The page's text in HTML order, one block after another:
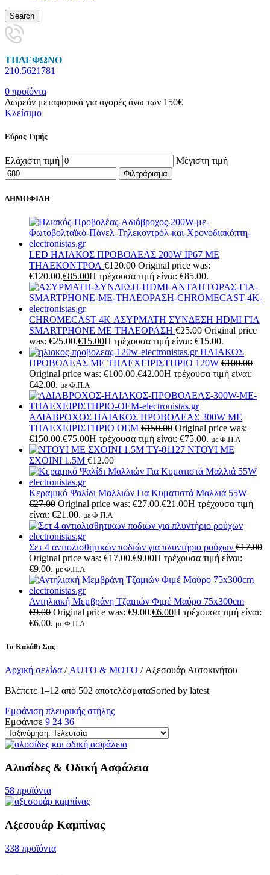
Search
ΤΗΛΕΦΩΝΟ
210.5621781
0 προϊόντα
Δωρεάν μεταφορικά για αγορές άνω των 150€
Κλείσιμο
Εύρος Τιμής
Ελάχιστη τιμή Μέγιστη τιμή
Φιλτράρισμα
ΔΗΜΟΦΙΛΗ
LED ΗΛΙΑΚΟΣ ΠΡΟΒΟΛΕΑΣ 200W IP67 ΜΕ
ΤΗΛΕΚΟΝΤΡΟΛ €120.00 Original price was:
€120.00.€85.00Η τρέχουσα τιμή είναι: €85.00.
CHROMECAST 4K ΑΣΥΡΜΑΤΗ ΣΥΝΔΕΣΗ HDMI ΓΙΑ
SMARTPHONE ΜΕ ΤΗΛΕΟΡΑΣΗ €25.00 Original price
was: €25.00.€15.00Η τρέχουσα τιμή είναι: €15.00.
ΗΛΙΑΚΟΣ
ΠΡΟΒΟΛΕΑΣ ΜΕ ΤΗΛΕΧΕΙΡΙΣΤΗΡΙΟ 120W €100.00
Original price was: €100.00.€42.00Η τρέχουσα τιμή είναι:
€42.00. με Φ.Π.Α
ΑΔΙΑΒΡΟΧΟΣ ΗΛΙΑΚΟΣ ΠΡΟΒΟΛΕΑΣ 300W ΜΕ
ΤΗΛΕΧΕΙΡΙΣΤΗΡΙΟ OEM €150.00 Original price was:
€150.00.€75.00Η τρέχουσα τιμή είναι: €75.00. με Φ.Π.Α
ΝΤΟΥΙ ΜΕ
ΣΧΟΙΝΙ 1.5M €12.00
Κεραμικό Ψαλίδι Μαλλιών Για Κυματιστά Μαλλιά 55W
€27.00 Original price was: €27.00.€21.00Η τρέχουσα τιμή
είναι: €21.00. με Φ.Π.Α
Σετ 4 αντιολισθητικών ποδιών για πλυντήριο ρούχων €17.00
Original price was: €17.00.€9.00Η τρέχουσα τιμή είναι:
€9.00. με Φ.Π.Α
Αντηλιακή Μεμβράνη Τζαμιών Φιμέ Μαύρο 75x300cm
€9.00 Original price was: €9.00.€6.00Η τρέχουσα τιμή είναι:
€6.00. με Φ.Π.Α
Το Καλάθι Σας
Αρχική σελίδα / AUTO & MOTO / Αξεσουάρ Αυτοκινήτου
Βλέπετε 1–12 από 502 αποτελέσματαSorted by latest
Εμφάνιση πλευρικής στήλης
Εμφάνισε 9 24 36
Αλυσίδες & Οδική Ασφάλεια
58 προϊόντα
Αξεσουάρ Καμπίνας
338 προϊόντα